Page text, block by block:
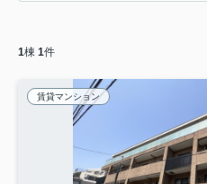
1棟 1件
賃貸マンション